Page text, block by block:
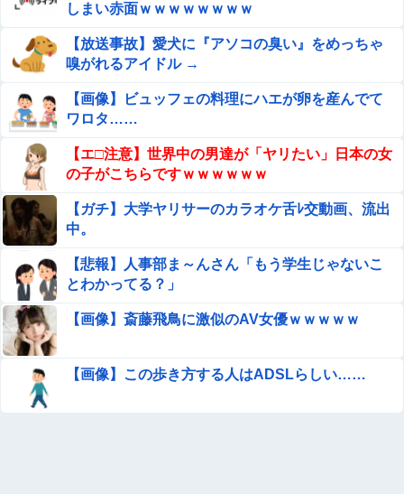
しまい赤面ｗｗｗｗｗｗｗｗ
【放送事故】愛犬に『アソコの臭い』をめっちゃ
嗅がれるアイドル →
【画像】ビュッフェの料理にハエが卵を産んでて
ワロタ……
【エ□注意】世界中の男達が「ヤリたい」日本の女
の子がこちらですｗｗｗｗｗｗ
【ガチ】大学ヤリサーのカラオケ舌ﾚ交動画、流出
中。
【悲報】人事部ま～んさん「もう学生じゃないこ
とわかってる？」
【画像】斎藤飛鳥に激似のAV女優ｗｗｗｗｗ
【画像】この歩き方する人はADSLらしい……